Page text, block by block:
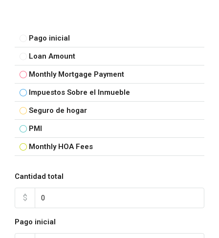
Pago inicial
Loan Amount
Monthly Mortgage Payment
Impuestos Sobre el Inmueble
Seguro de hogar
PMI
Monthly HOA Fees
Cantidad total
$
Pago inicial